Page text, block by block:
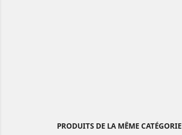
PRODUITS DE LA MÊME CATÉGORIE